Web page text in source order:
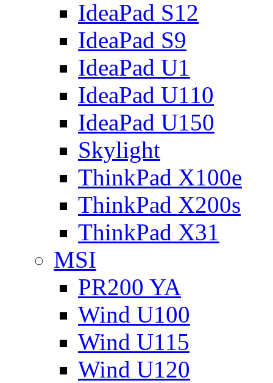
IdeaPad S12
IdeaPad S9
IdeaPad U1
IdeaPad U110
IdeaPad U150
Skylight
ThinkPad X100e
ThinkPad X200s
ThinkPad X31
MSI
PR200 YA
Wind U100
Wind U115
Wind U120